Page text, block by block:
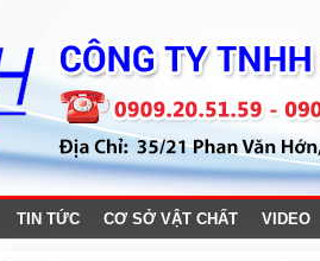
TIN TỨC CƠ SỞ VẬT CHẤT VIDEO